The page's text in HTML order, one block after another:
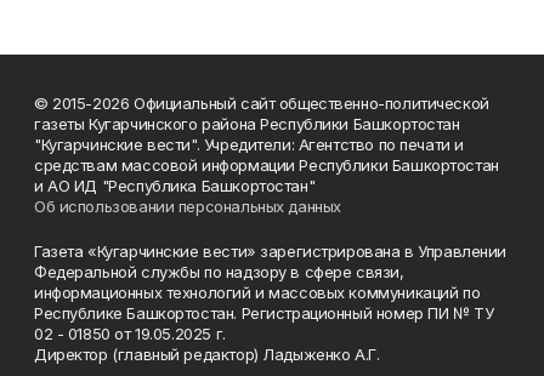
© 2015-2026 Официальный сайт общественно-политической
газеты Кугарчинского района Республики Башкортостан
"Кугарчинские вести". Учредители: Агентство по печати и
средствам массовой информации Республики Башкортостан
и АО ИД "Республика Башкортостан"
Об использовании персональных данных
Газета «Кугарчинские вести» зарегистрирована в Управлении
Федеральной службы по надзору в сфере связи,
информационных технологий и массовых коммуникаций по
Республике Башкортостан. Регистрационный номер ПИ № ТУ
02 - 01850 от 19.05.2025 г.
Директор (главный редактор) Ладыженко А.Г.